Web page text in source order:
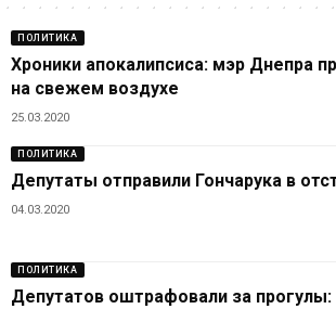
ПОЛИТИКА
Хроники апокалипсиса: мэр Днепра
на свежем воздухе
25.03.2020
ПОЛИТИКА
Депутаты отправили Гончарука в
04.03.2020
ПОЛИТИКА
Депутатов оштрафовали за прогулы: